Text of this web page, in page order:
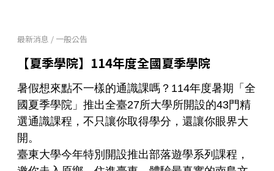
最新消息 / 一般公告
【夏季學院】114年度全國夏季學院
暑假想來點不一樣的通識課嗎？ 114年度暑期「全
國夏季學院」推出全臺27所大學所開設的43門精
選通識課程，不只讓你取得學分，還讓你眼界大
開。
臺東大學今年特別開設推出部落遊學系列課程，